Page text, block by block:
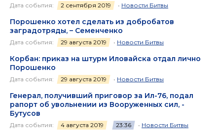
Дата события: 2 сентября 2019 • Новости Битвы
Порошенко хотел сделать из добробатов
заградотряды, – Семенченко
Дата события: 29 августа 2019 • Новости Битвы
Корбан: приказ на штурм Иловайска отдал лично
Порошенко
Дата события: 29 августа 2019 • Новости Битвы
Генерал, получивший приговор за Ил-76, подал
рапорт об увольнении из Вооруженных сил, -
Бутусов
Дата события: 4 августа 2019 23:36 • Новости Битвы